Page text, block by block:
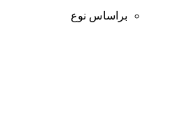
براساس نوع